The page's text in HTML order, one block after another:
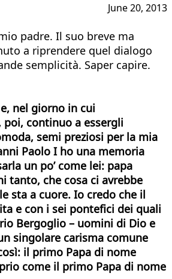
June 20, 2013
padre. Il suo breve ma
a riprendere quel dialogo
semplicità. Saper capire.
nel giorno in cui
continuo a essergli
semi preziosi per la mia
Paolo I ho una memoria
un po’ come lei: papa
tanto, che cosa ci avrebbe
sta a cuore. Io credo che il
e con i sei pontefici dei quali
Bergoglio – uomini di Dio e
singolare carisma comune
il primo Papa di nome
come il primo Papa di nome